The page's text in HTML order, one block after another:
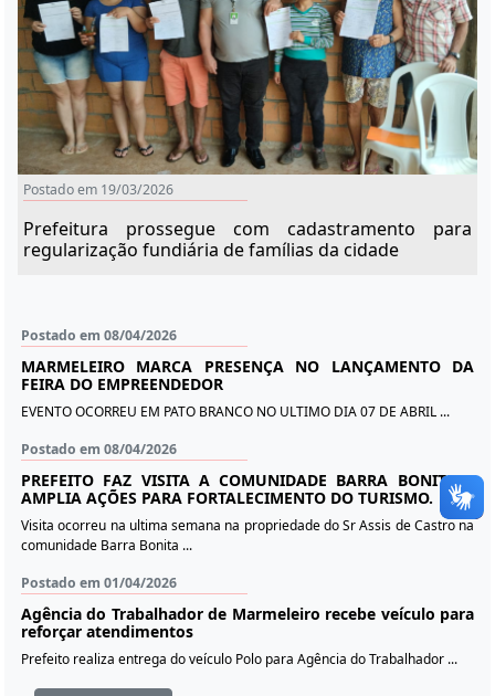
Postado em 08/04/2026
MARMELEIRO MARCA PRESENÇA NO LANÇAMENTO DA
FEIRA DO EMPREENDEDOR
EVENTO OCORREU EM PATO BRANCO NO ULTIMO DIA 07 DE ABRIL ...
Postado em 08/04/2026
PREFEITO FAZ VISITA A COMUNIDADE BARRA BONITA E
AMPLIA AÇÕES PARA FORTALECIMENTO DO TURISMO.
Visita ocorreu na ultima semana na propriedade do Sr Assis de Castro na
comunidade Barra Bonita ...
Postado em 01/04/2026
Agência do Trabalhador de Marmeleiro recebe veículo para
reforçar atendimentos
Prefeito realiza entrega do veículo Polo para Agência do Trabalhador ...
Postado em 19/03/2026
Prefeitura prossegue com cadastramento para
regularização fundiária de famílias da cidade